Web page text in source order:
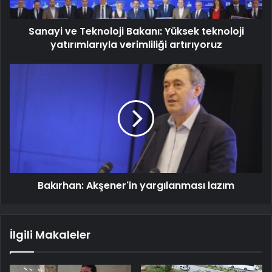
Sanayi ve Teknoloji Bakanı: Yüksek teknoloji
yatırımlarıyla verimliliği artırıyoruz
Bakırhan: Akşener'in yargılanması lazım
İlgili Makaleler